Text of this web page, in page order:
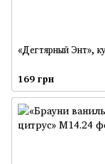
«Дегтярный Энт»,
169 грн